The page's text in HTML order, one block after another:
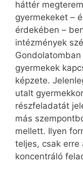
háttér
gyermekeket –
érdekében –
intézmények
gyermekek
képzete.
utalt
részfeladatát
más
mellett. Ilyen
teljes, csak erre
koncentráló